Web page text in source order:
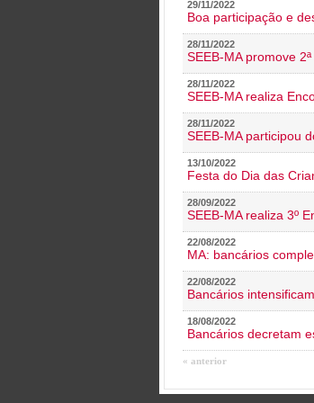
29/11/2022
Boa participação e
28/11/2022
SEEB-MA promove
28/11/2022
SEEB-MA realiza
28/11/2022
SEEB-MA participou
13/10/2022
Festa do Dia das
28/09/2022
SEEB-MA realiza 3º
22/08/2022
MA: bancários
22/08/2022
Bancários
18/08/2022
Bancários decretam
« anterior